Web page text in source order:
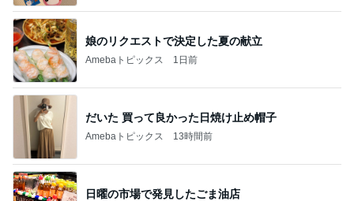
娘のリクエストで決定した夏の献立
Amebaトピックス 1日前
だいた 買って良かった日焼け止め帽子
Amebaトピックス 13時間前
日曜の市場で発見したごま油店